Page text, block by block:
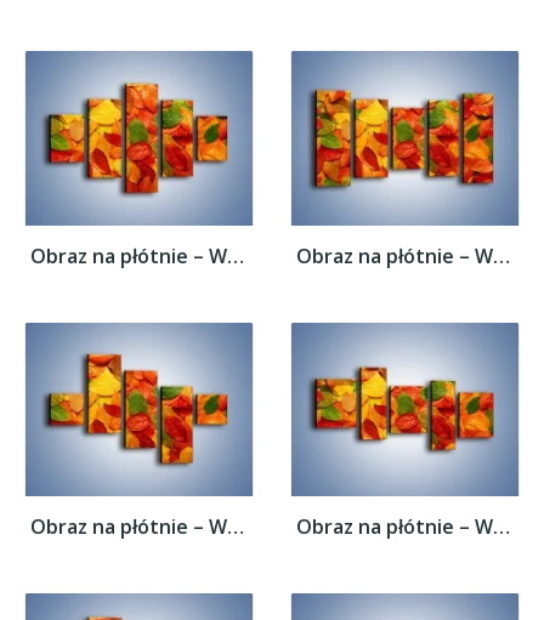
Obraz na płótnie – Wszystkie kolory... Obraz na płótnie – Wszystkie kolory...
Obraz na płótnie – Wszystkie kolory... Obraz na płótnie – Wszystkie kolory...